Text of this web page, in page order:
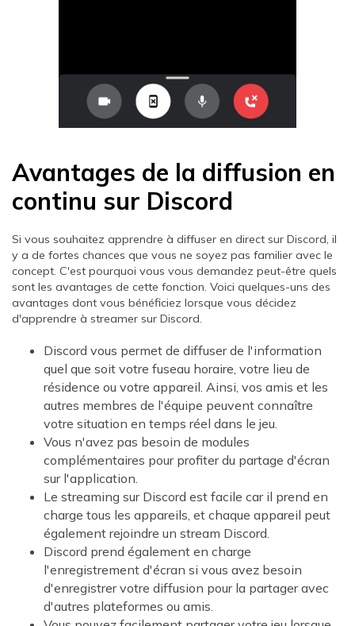
Avantages de la diffusion en
continu sur Discord
Si vous souhaitez apprendre à diffuser en direct sur Discord, il
y a de fortes chances que vous ne soyez pas familier avec le
concept. C'est pourquoi vous vous demandez peut-être quels
sont les avantages de cette fonction. Voici quelques-uns des
avantages dont vous bénéficiez lorsque vous décidez
d'apprendre à streamer sur Discord.
Discord vous permet de diffuser de l'information
quel que soit votre fuseau horaire, votre lieu de
résidence ou votre appareil. Ainsi, vos amis et les
autres membres de l'équipe peuvent connaître
votre situation en temps réel dans le jeu.
Vous n'avez pas besoin de modules
complémentaires pour profiter du partage d'écran
sur l'application.
Le streaming sur Discord est facile car il prend en
charge tous les appareils, et chaque appareil peut
également rejoindre un stream Discord.
Discord prend également en charge
l'enregistrement d'écran si vous avez besoin
d'enregistrer votre diffusion pour la partager avec
d'autres plateformes ou amis.